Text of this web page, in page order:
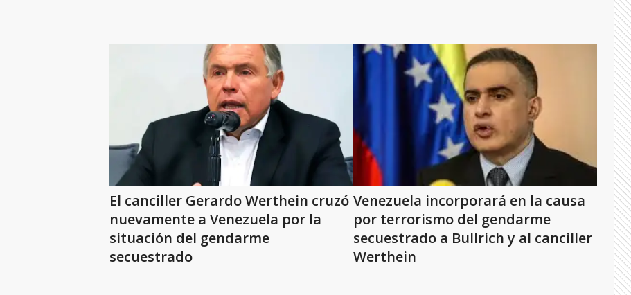
El canciller Gerardo Werthein cruzó
nuevamente a Venezuela por la
situación del gendarme
secuestrado
Venezuela incorporará en la causa
por terrorismo del gendarme
secuestrado a Bullrich y al canciller
Werthein